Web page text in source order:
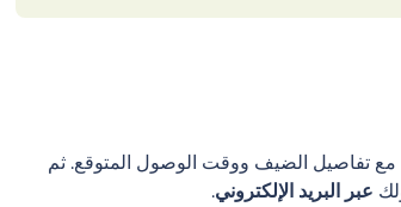
مع تفاصيل الضيف ووقت الوصول المتوقع. ثم
عبر البريد الإلكتروني.